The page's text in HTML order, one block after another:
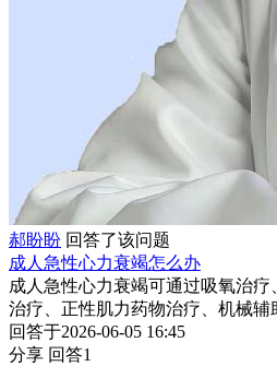
郝盼盼 回答了该问题
成人急性心力衰竭怎么办
成人急性心力衰竭可通过吸氧治疗
治疗、正性肌力药物治疗、机械辅
回答于2026-06-05 16:45
分享 回答1